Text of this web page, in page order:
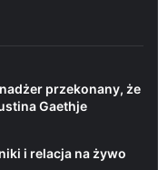
przekonany, że
Gaethje
i relacja na żywo